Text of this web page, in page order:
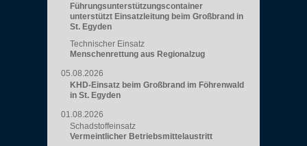
Führungsunterstützungscontainer
unterstützt Einsatzleitung beim Großbrand in
St. Egyden
Technischer Einsatz
Menschenrettung aus Regionalzug
05.08.2026
KHD-Einsatz beim Großbrand im Föhrenwald
in St. Egyden
01.08.2026
Schadstoffeinsatz
Vermeintlicher Betriebsmittelaustritt